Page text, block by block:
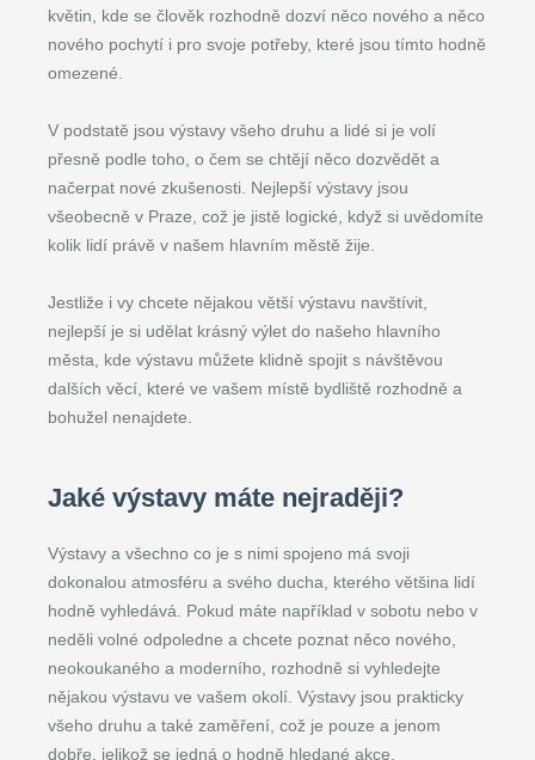
květin, kde se člověk rozhodně dozví něco nového a něco
nového pochytí i pro svoje potřeby, které jsou tímto hodně
omezené.
V podstatě jsou výstavy všeho druhu a lidé si je volí
přesně podle toho, o čem se chtějí něco dozvědět a
načerpat nové zkušenosti. Nejlepší výstavy jsou
všeobecně v Praze, což je jistě logické, když si uvědomíte
kolik lidí právě v našem hlavním městě žije.
Jestliže i vy chcete nějakou větší výstavu navštívit,
nejlepší je si udělat krásný výlet do našeho hlavního
města, kde výstavu můžete klidně spojit s návštěvou
dalších věcí, které ve vašem místě bydliště rozhodně a
bohužel nenajdete.
Jaké výstavy máte nejraději?
Výstavy a všechno co je s nimi spojeno má svoji
dokonalou atmosféru a svého ducha, kterého většina lidí
hodně vyhledává. Pokud máte například v sobotu nebo v
neděli volné odpoledne a chcete poznat něco nového,
neokoukaného a moderního, rozhodně si vyhledejte
nějakou výstavu ve vašem okolí. Výstavy jsou prakticky
všeho druhu a také zaměření, což je pouze a jenom
dobře, jelikož se jedná o hodně hledané akce.